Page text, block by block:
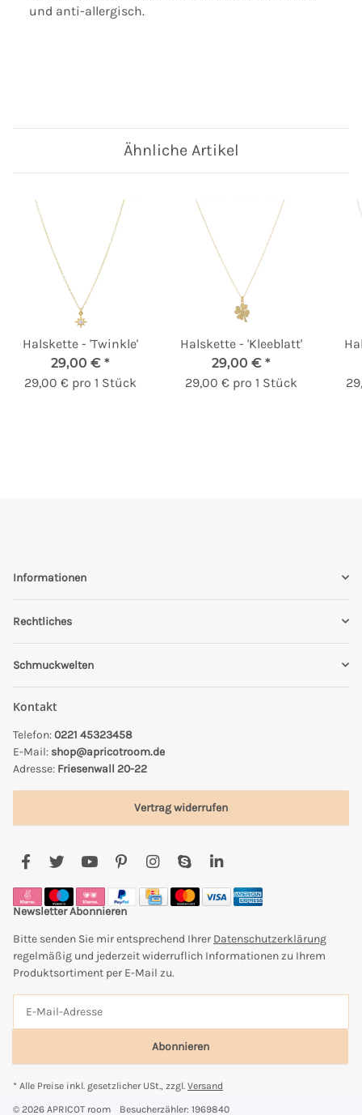
und anti-allergisch.
Ähnliche Artikel
Halskette - 'Twinkle'
29,00 € *
29,00 € pro 1 Stück
Halskette - 'Kleeblatt'
29,00 € *
29,00 € pro 1 Stück
Informationen
Rechtliches
Schmuckwelten
Kontakt
Telefon:0221 45323458
E-Mail: shop@apricotroom.de
Adresse: Friesenwall 20-22
Vertrag widerrufen
Newsletter Abonnieren
Bitte senden Sie mir entsprechend Ihrer Datenschutzerklärung
regelmäßig und jederzeit widerruflich Informationen zu Ihrem
Produktsortiment per E-Mail zu.
Abonnieren
* Alle Preise inkl. gesetzlicher USt., zzgl. Versand
© 2026 APRICOT room Besucherzähler: 1969840